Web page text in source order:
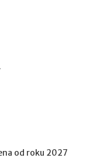
od roku 2027